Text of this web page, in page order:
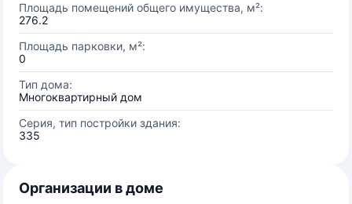
Площадь помещений общего имущества, м²:
276.2
Площадь парковки, м²:
0
Тип дома:
Многоквартирный дом
Серия, тип постройки здания:
335
Организации в доме